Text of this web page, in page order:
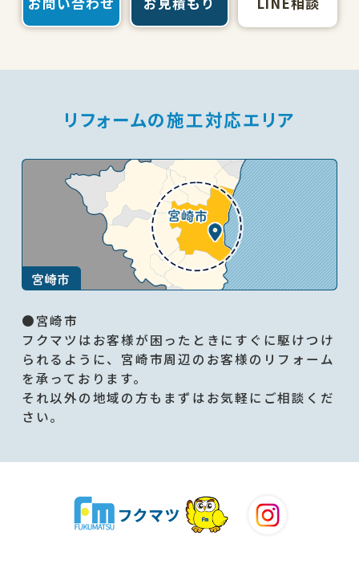
リフォームの施工対応エリア
●宮崎市
フクマツはお客様が困ったときにすぐに駆けつけ
られるように、宮崎市周辺のお客様のリフォーム
を承っております。
それ以外の地域の方もまずはお気軽にご相談くだ
さい。